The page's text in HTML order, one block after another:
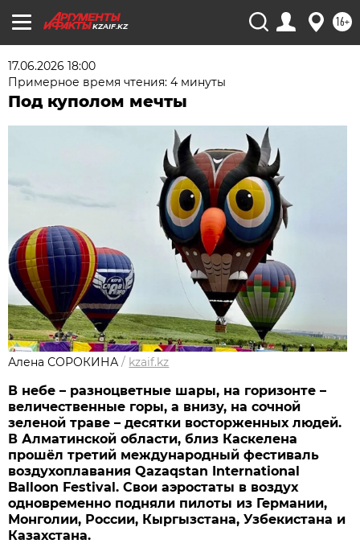
KZAIF.KZ 16+
17.06.2026 18:00
Примерное время чтения: 4 минуты
Под куполом мечты
Алена СОРОКИНА / kzaif.kz
В небе – разноцветные шары, на горизонте –
величественные горы, а внизу, на сочной
зеленой траве – десятки восторженных людей.
В Алматинской области, близ Каскелена
прошёл третий международный фестиваль
воздухоплавания Qazaqstan International
Balloon Festival. Свои аэростаты в воздух
одновременно подняли пилоты из Германии,
Монголии, России, Кыргызстана, Узбекистана и
Казахстана.